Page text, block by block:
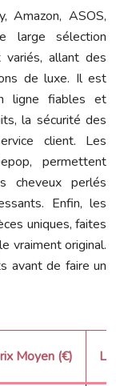
Amazon, ASOS,
large sélection
variés, allant des
de luxe. Il est
ligne fiables et
la sécurité des
client. Les
permettent
cheveux perlés
Enfin, les
uniques, faites
vraiment original.
avant de faire un
Moyen (€)